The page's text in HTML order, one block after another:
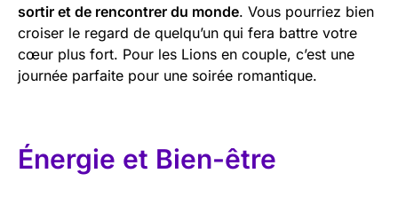
sortir et de rencontrer du monde. Vous pourriez bien
croiser le regard de quelqu’un qui fera battre votre
cœur plus fort. Pour les Lions en couple, c’est une
journée parfaite pour une soirée romantique.
Énergie et Bien-être